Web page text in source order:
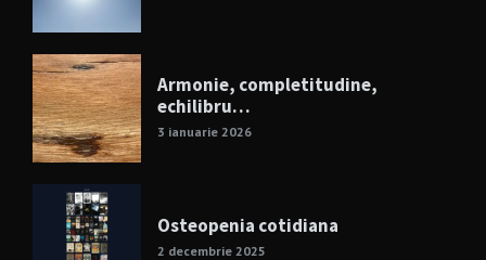
Armonie, completitudine,
echilibru…
3 ianuarie 2026
Osteopenia cotidiana
2 decembrie 2025